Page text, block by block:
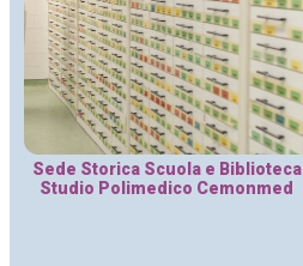
Sede Storica Scuola e Biblioteca
Studio Polimedico Cemonmed